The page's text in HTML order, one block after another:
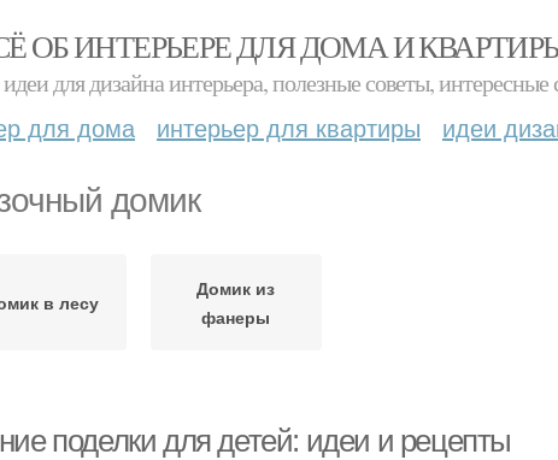
ОБ ИНТЕРЬЕРЕ ДЛЯ ДОМА И
для дизайна интерьера, полезные советы, интересные
для дома интерьер для квартиры идеи
домик
в лесу
Домик из
фанеры
поделки для детей: идеи и рецепты